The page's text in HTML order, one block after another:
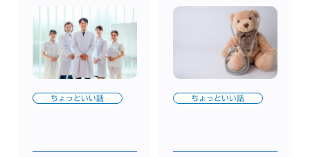
ちょっといい話 ちょっといい話